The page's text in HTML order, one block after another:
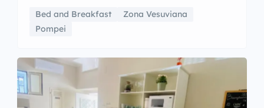
Bed and Breakfast
Zona Vesuviana
Pompei